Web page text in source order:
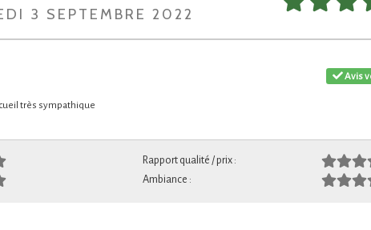
3 SEPTEMBRE 2022
Avis
très sympathique
Rapport qualité / prix :
Ambiance :